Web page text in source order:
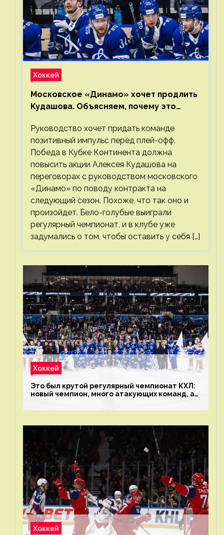
Хоккей
Московское «Динамо» хочет продлить
Кудашова. Объясняем, почему это
Руководство хочет придать команде
позитивный импульс перед плей-офф.
Победа в Кубке Континента должна
повысить акции Алексея Кудашова на
переговорах с руководством московского
«Динамо» по поводу контракта на
следующий сезон. Похоже, что так оно и
произойдет. Бело-голубые выиграли
регулярный чемпионат, и в клубе уже
задумались о том, чтобы оставить у себя […]
Хоккей
Это был крутой регулярный чемпионат КХЛ:
новый чемпион, много атакующих команд, а
Хоккей